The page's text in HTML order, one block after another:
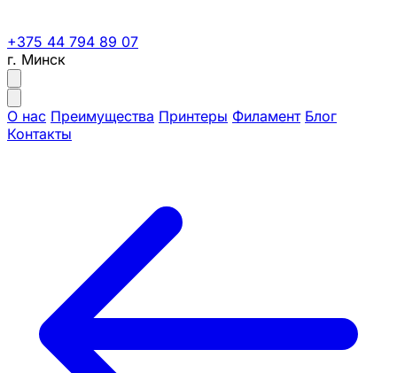
+375 44 794 89 07
г. Минск
О нас Преимущества Принтеры Филамент Блог
Контакты